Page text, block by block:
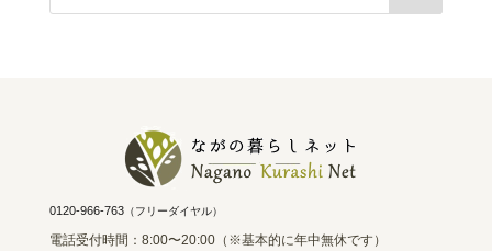
0120-966-763（フリーダイヤル）
電話受付時間：8:00〜20:00（※基本的に年中無休です）